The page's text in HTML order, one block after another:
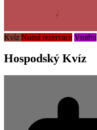
Kvíz Nutná rezervace Vnitřní
Hospodský Kvíz